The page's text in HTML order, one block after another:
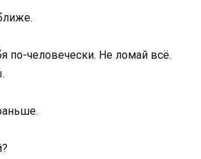
по-человечески. Не ломай всё.